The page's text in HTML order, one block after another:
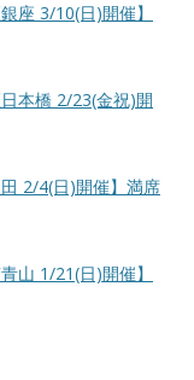
座 3/10(日)開催】
本橋 2/23(金祝)開
2/4(日)開催】満席
山 1/21(日)開催】